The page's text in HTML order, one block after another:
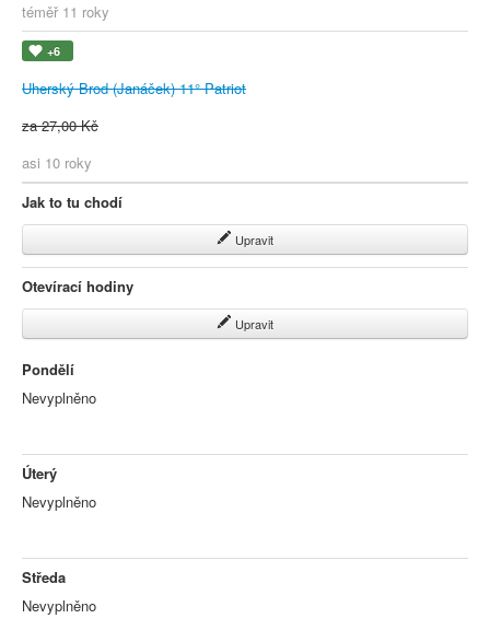
téměř 11 roky
+6
Uherský Brod (Janáček) 11° Patriot
za 27,00 Kč
asi 10 roky
Jak to tu chodí
Upravit
Otevírací hodiny
Upravit
Pondělí
Nevyplněno
Úterý
Nevyplněno
Středa
Nevyplněno